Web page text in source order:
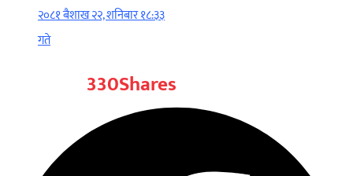
२०८१ बैशाख २२, शनिबार १८:३३
गते
Shares
330